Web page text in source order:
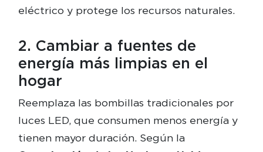
eléctrico y protege los recursos naturales.
2. Cambiar a fuentes de
energía más limpias en el
hogar
Reemplaza las bombillas tradicionales por
luces LED, que consumen menos energía y
tienen mayor duración. Según la